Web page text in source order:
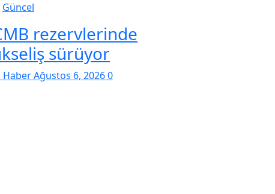
Güncel
rezervlerinde
sürüyor
HaberAğustos 6, 20260